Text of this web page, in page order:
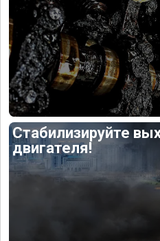
Стабилизируйте
двигателя!